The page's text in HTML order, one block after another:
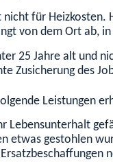
nicht für
von dem Ort ab,
25 Jahre alt und
Zusicherung des
Leistungen
Lebensunterhalt
etwas gestohlen